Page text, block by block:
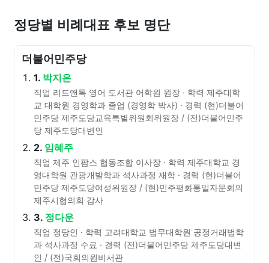
정당별 비례대표 후보 명단
더불어민주당
1. 박지은
직업 리드앤톡 영어 도서관 어학원 원장 · 학력 제주대학
교 대학원 경영학과 졸업 (경영학 박사) · 경력 (현)더불어
민주당 제주도당교육특별위원회위원장 / (전)더불어민주
당 제주도당대변인
2. 임혜주
직업 제주 인팜스 협동조합 이사장 · 학력 제주대학교 경
영대학원 관광개발학과 석사과정 재학 · 경력 (현)더불어
민주당 제주도당여성위원장 / (현)민주평화통일자문회의
제주시협의회 감사
3. 정다운
직업 정당인 · 학력 고려대학교 법무대학원 공정거래법학
과 석사과정 수료 · 경력 (전)더불어민주당 제주도당대변
인 / (전)국회의원비서관